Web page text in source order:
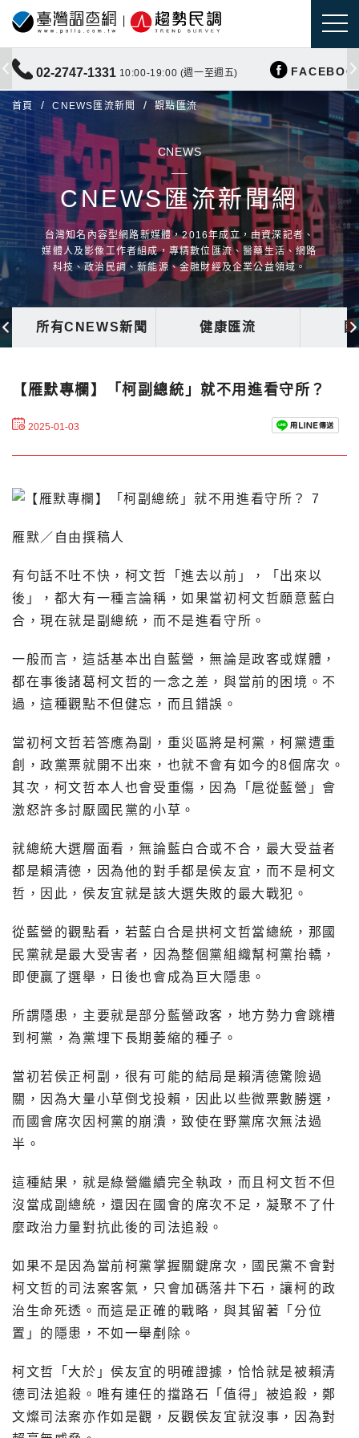
02-2747-1331 10:00-19:00 (週一至週五)
首頁 CNEWS匯流新聞 觀點匯流
CNEWS
CNEWS匯流新聞網
台灣知名內容型網路新媒體，2016年成立，由資深記者、
媒體人及影像工作者組成，專精數位匯流、醫藥生活、網路
科技、政治民調、新能源、金融財經及企業公益領域。
所有CNEWS新聞 健康匯流
【雁默專欄】「柯副總統」就不用進看守所？
2025-01-03
雁默／自由撰稿人
有句話不吐不快，柯文哲「進去以前」，「出來以
後」，都大有一種言論稱，如果當初柯文哲願意藍白
合，現在就是副總統，而不是進看守所。
一般而言，這話基本出自藍營，無論是政客或媒體，
都在事後諸葛柯文哲的一念之差，與當前的困境。不
過，這種觀點不但健忘，而且錯誤。
當初柯文哲若答應為副，重災區將是柯黨，柯黨遭重
創，政黨票就開不出來，也就不會有如今的8個席次。
其次，柯文哲本人也會受重傷，因為「扈從藍營」會
激怒許多討厭國民黨的小草。
就總統大選層面看，無論藍白合或不合，最大受益者
都是賴清德，因為他的對手都是侯友宜，而不是柯文
哲，因此，侯友宜就是該大選失敗的最大戰犯。
從藍營的觀點看，若藍白合是拱柯文哲當總統，那國
民黨就是最大受害者，因為整個黨組織幫柯黨抬轎，
即便贏了選舉，日後也會成為巨大隱患。
所謂隱患，主要就是部分藍營政客，地方勢力會跳槽
到柯黨，為黨埋下長期萎縮的種子。
當初若侯正柯副，很有可能的結局是賴清德驚險過
關，因為大量小草倒戈投賴，因此以些微票數勝選，
而國會席次因柯黨的崩潰，致使在野黨席次無法過
半。
這種結果，就是綠營繼續完全執政，而且柯文哲不但
沒當成副總統，還因在國會的席次不足，凝聚不了什
麼政治力量對抗此後的司法追殺。
如果不是因為當前柯黨掌握關鍵席次，國民黨不會對
柯文哲的司法案客氣，只會加碼落井下石，讓柯的政
治生命死透。而這是正確的戰略，與其留著「分位
置」的隱患，不如一舉剷除。
柯文哲「大於」侯友宜的明確證據，恰恰就是被賴清
德司法追殺。唯有連任的擋路石「值得」被追殺，鄭
文燦司法案亦作如是觀，反觀侯友宜就沒事，因為對